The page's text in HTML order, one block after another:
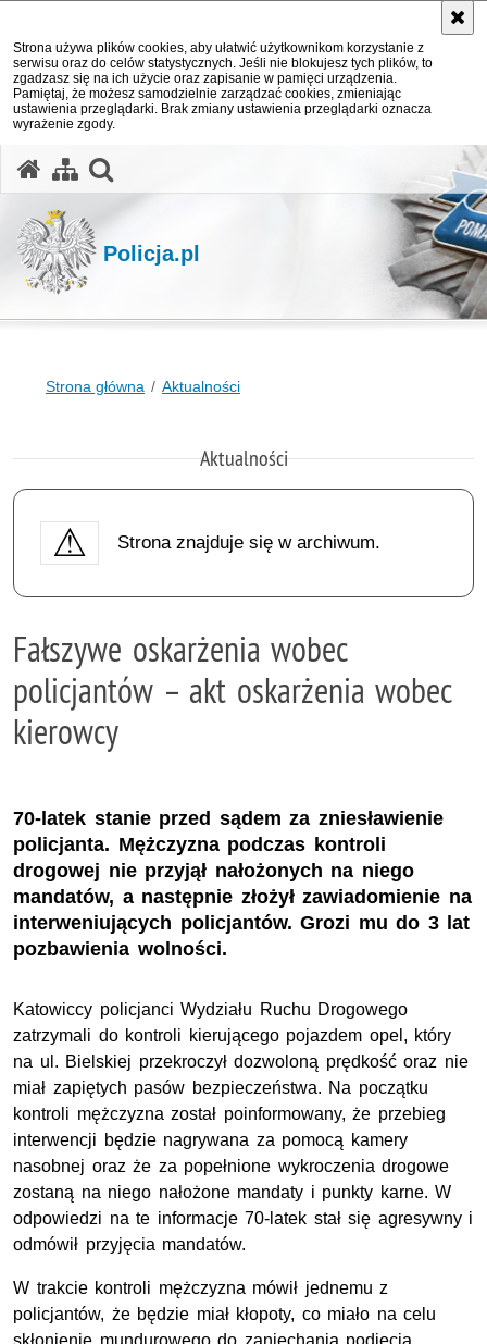
Strona używa plików cookies, aby ułatwić użytkownikom korzystanie z
serwisu oraz do celów statystycznych. Jeśli nie blokujesz tych plików, to
zgadzasz się na ich użycie oraz zapisanie w pamięci urządzenia.
Pamiętaj, że możesz samodzielnie zarządzać cookies, zmieniając
ustawienia przeglądarki. Brak zmiany ustawienia przeglądarki oznacza
wyrażenie zgody.
Policja.pl
Strona główna Aktualności
Aktualności
Strona znajduje się w archiwum.
Fałszywe oskarżenia wobec
policjantów – akt oskarżenia wobec
kierowcy
70-latek stanie przed sądem za zniesławienie
policjanta. Mężczyzna podczas kontroli
drogowej nie przyjął nałożonych na niego
mandatów, a następnie złożył zawiadomienie na
interweniujących policjantów. Grozi mu do 3 lat
pozbawienia wolności.
Katowiccy policjanci Wydziału Ruchu Drogowego
zatrzymali do kontroli kierującego pojazdem opel, który
na ul. Bielskiej przekroczył dozwoloną prędkość oraz nie
miał zapiętych pasów bezpieczeństwa. Na początku
kontroli mężczyzna został poinformowany, że przebieg
interwencji będzie nagrywana za pomocą kamery
nasobnej oraz że za popełnione wykroczenia drogowe
zostaną na niego nałożone mandaty i punkty karne. W
odpowiedzi na te informacje 70-latek stał się agresywny i
odmówił przyjęcia mandatów.
W trakcie kontroli mężczyzna mówił jednemu z
policjantów, że będzie miał kłopoty, co miało na celu